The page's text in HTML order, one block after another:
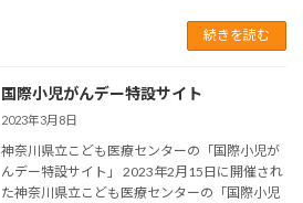
続きを読む
国際小児がんデー特設サイト
2023年3月8日
神奈川県立こども医療センターの「国際小児が
んデー特設サイト」 2023年2月15日に開催され
た神奈川県立こども医療センターの「国際小児